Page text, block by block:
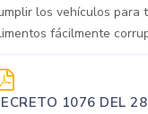
los vehículos para
fácilmente
1076 DEL